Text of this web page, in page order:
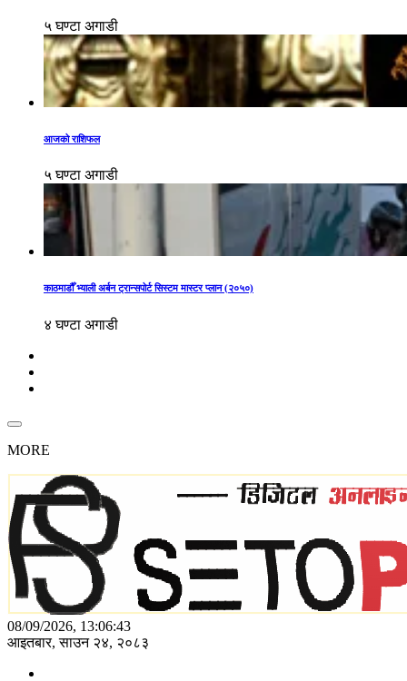
५ घण्टा अगाडी
आजको राशिफल
५ घण्टा अगाडी
काठमाडौँ भ्याली अर्बन ट्रान्सपोर्ट सिस्टम मास्टर प्लान (२०५०)
४ घण्टा अगाडी
MORE
08/09/2026, 13:06:43
आइतबार, साउन २४, २०८३